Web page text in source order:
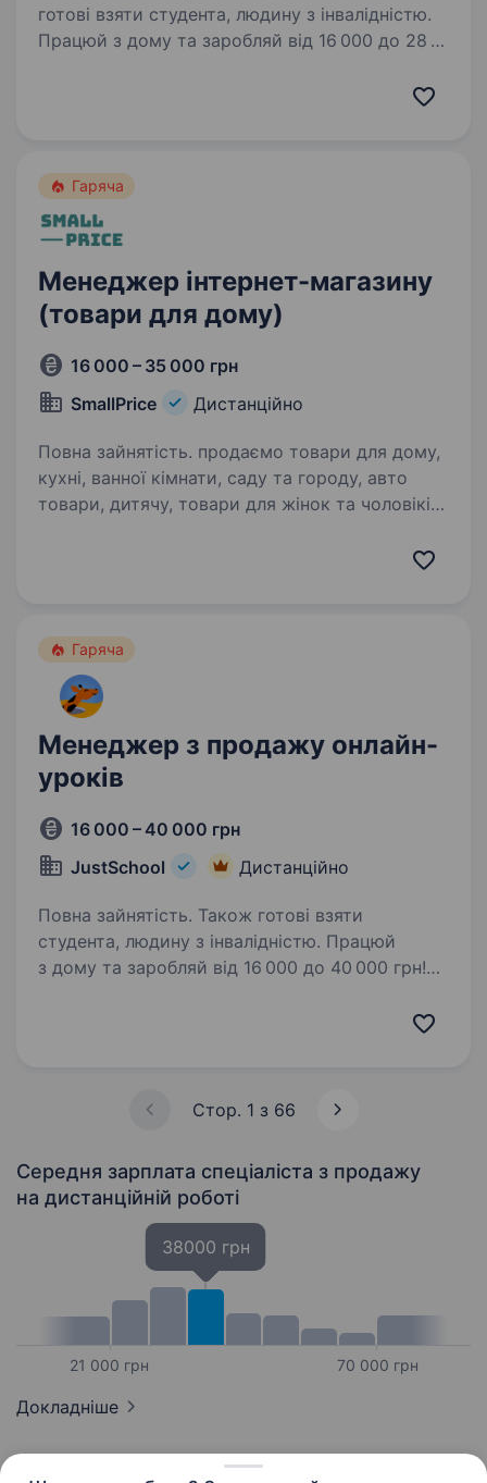
готові взяти студента, людину з інвалідністю.
Працюй з дому та заробляй від 16 000 до 28
доступною…
Гаряча
Менеджер інтернет-магазину
(товари для дому)
16 000 – 35 000 грн
SmallPrice
Дистанційно
Повна зайнятість. продаємо товари для дому,
кухні, ванної кімнати, саду та городу, авто
товари, дитячу, товари для жінок та чоловіків,
Гаряча
Менеджер з продажу онлайн-
уроків
16 000 – 40 000 грн
JustSchool
Дистанційно
Повна зайнятість. Також готові взяти
студента, людину з інвалідністю. Працюй
з дому та заробляй від 16 000 до 40 000 грн!
Стор. 1 з 66
Середня зарплата спеціаліста з продажу
на дистанційній роботі
21 000 грн
38000 грн
70 000 грн
Докладніше